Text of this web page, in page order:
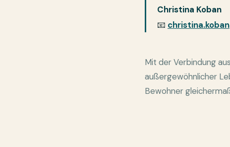
Christina Koban
📧
Mit der Verbindung
außergewöhnlicher
Bewohner